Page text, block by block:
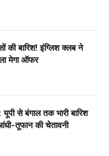
की बारिश! इंग्लिश क्लब ने
मेगा ऑफर
से बंगाल तक भारी बारिश
तूफान की चेतावनी